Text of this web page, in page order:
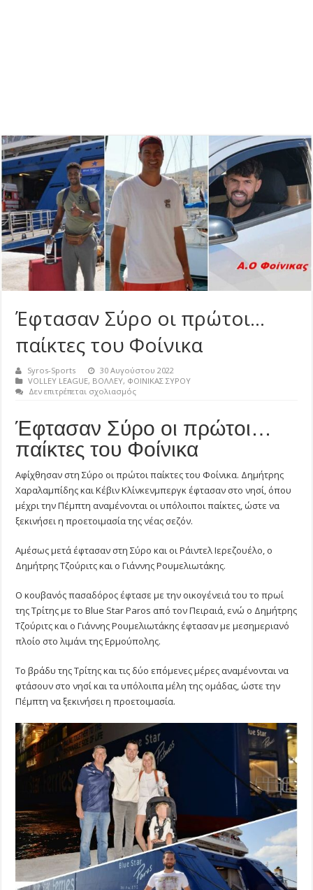
Έφτασαν Σύρο οι πρώτοι…
παίκτες του Φοίνικα
Syros-Sports
30 Αυγούστου 2022
VOLLEY LEAGUE, ΒΟΛΛΕΥ, ΦΟΙΝΙΚΑΣ ΣΥΡΟΥ
Δεν επιτρέπεται σχολιασμόςστο
οι
πρώτοι…
παίκτες
του
Έφτασαν Σύρο οι πρώτοι…
παίκτες του Φοίνικα
Αφίχθησαν στη Σύρο οι πρώτοι παίκτες του Φοίνικα. Δημήτρης
Χαραλαμπίδης και Κέβιν Κλίνκενμπεργκ έφτασαν στο νησί, όπου
μέχρι την Πέμπτη αναμένονται οι υπόλοιποι παίκτες, ώστε να
ξεκινήσει η προετοιμασία της νέας σεζόν.
Αμέσως μετά έφτασαν στη Σύρο και οι Ράιντελ Ιερεζουέλο, ο
Δημήτρης Τζούριτς και ο Γιάννης Ρουμελιωτάκης.
Ο κουβανός πασαδόρος έφτασε με την οικογένειά του το πρωί
της Τρίτης με το Blue Star Paros από τον Πειραιά, ενώ ο Δημήτρης
Τζούριτς και ο Γιάννης Ρουμελιωτάκης έφτασαν με μεσημεριανό
πλοίο στο λιμάνι της Ερμούπολης.
Το βράδυ της Τρίτης και τις δύο επόμενες μέρες αναμένονται να
φτάσουν στο νησί και τα υπόλοιπα μέλη της ομάδας, ώστε την
Πέμπτη να ξεκινήσει η προετοιμασία.